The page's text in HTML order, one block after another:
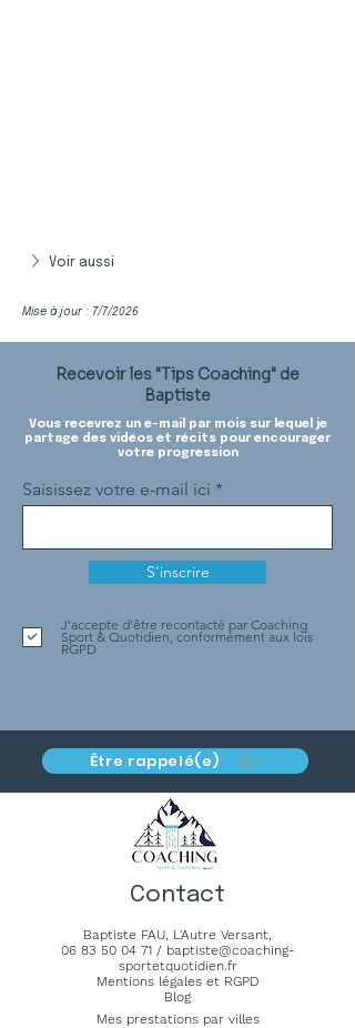
Voir aussi
Mise à jour : 7/7/2026
Recevoir les "Tips Coaching" de
Baptiste
Vous recevrez un e-mail par mois sur lequel je
partage des vidéos et récits pour encourager
votre progression
Saisissez votre e-mail ici
S'inscrire
J'accepte d'être recontacté par Coaching
Sport & Quotidien, conformément aux lois
RGPD
Être rappelé(e)
Contact
Baptiste FAU, L'Autre Versant,
06 83 50 04 71/ baptiste@coaching-
sportetquotidien.fr
Mentions légales et RGPD
Blog
Mes prestations par villes